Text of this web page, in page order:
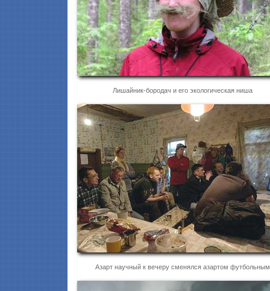
Лишайник-бородач и его экологическая ниша
Азарт научный к вечеру сменялся азартом футбольным